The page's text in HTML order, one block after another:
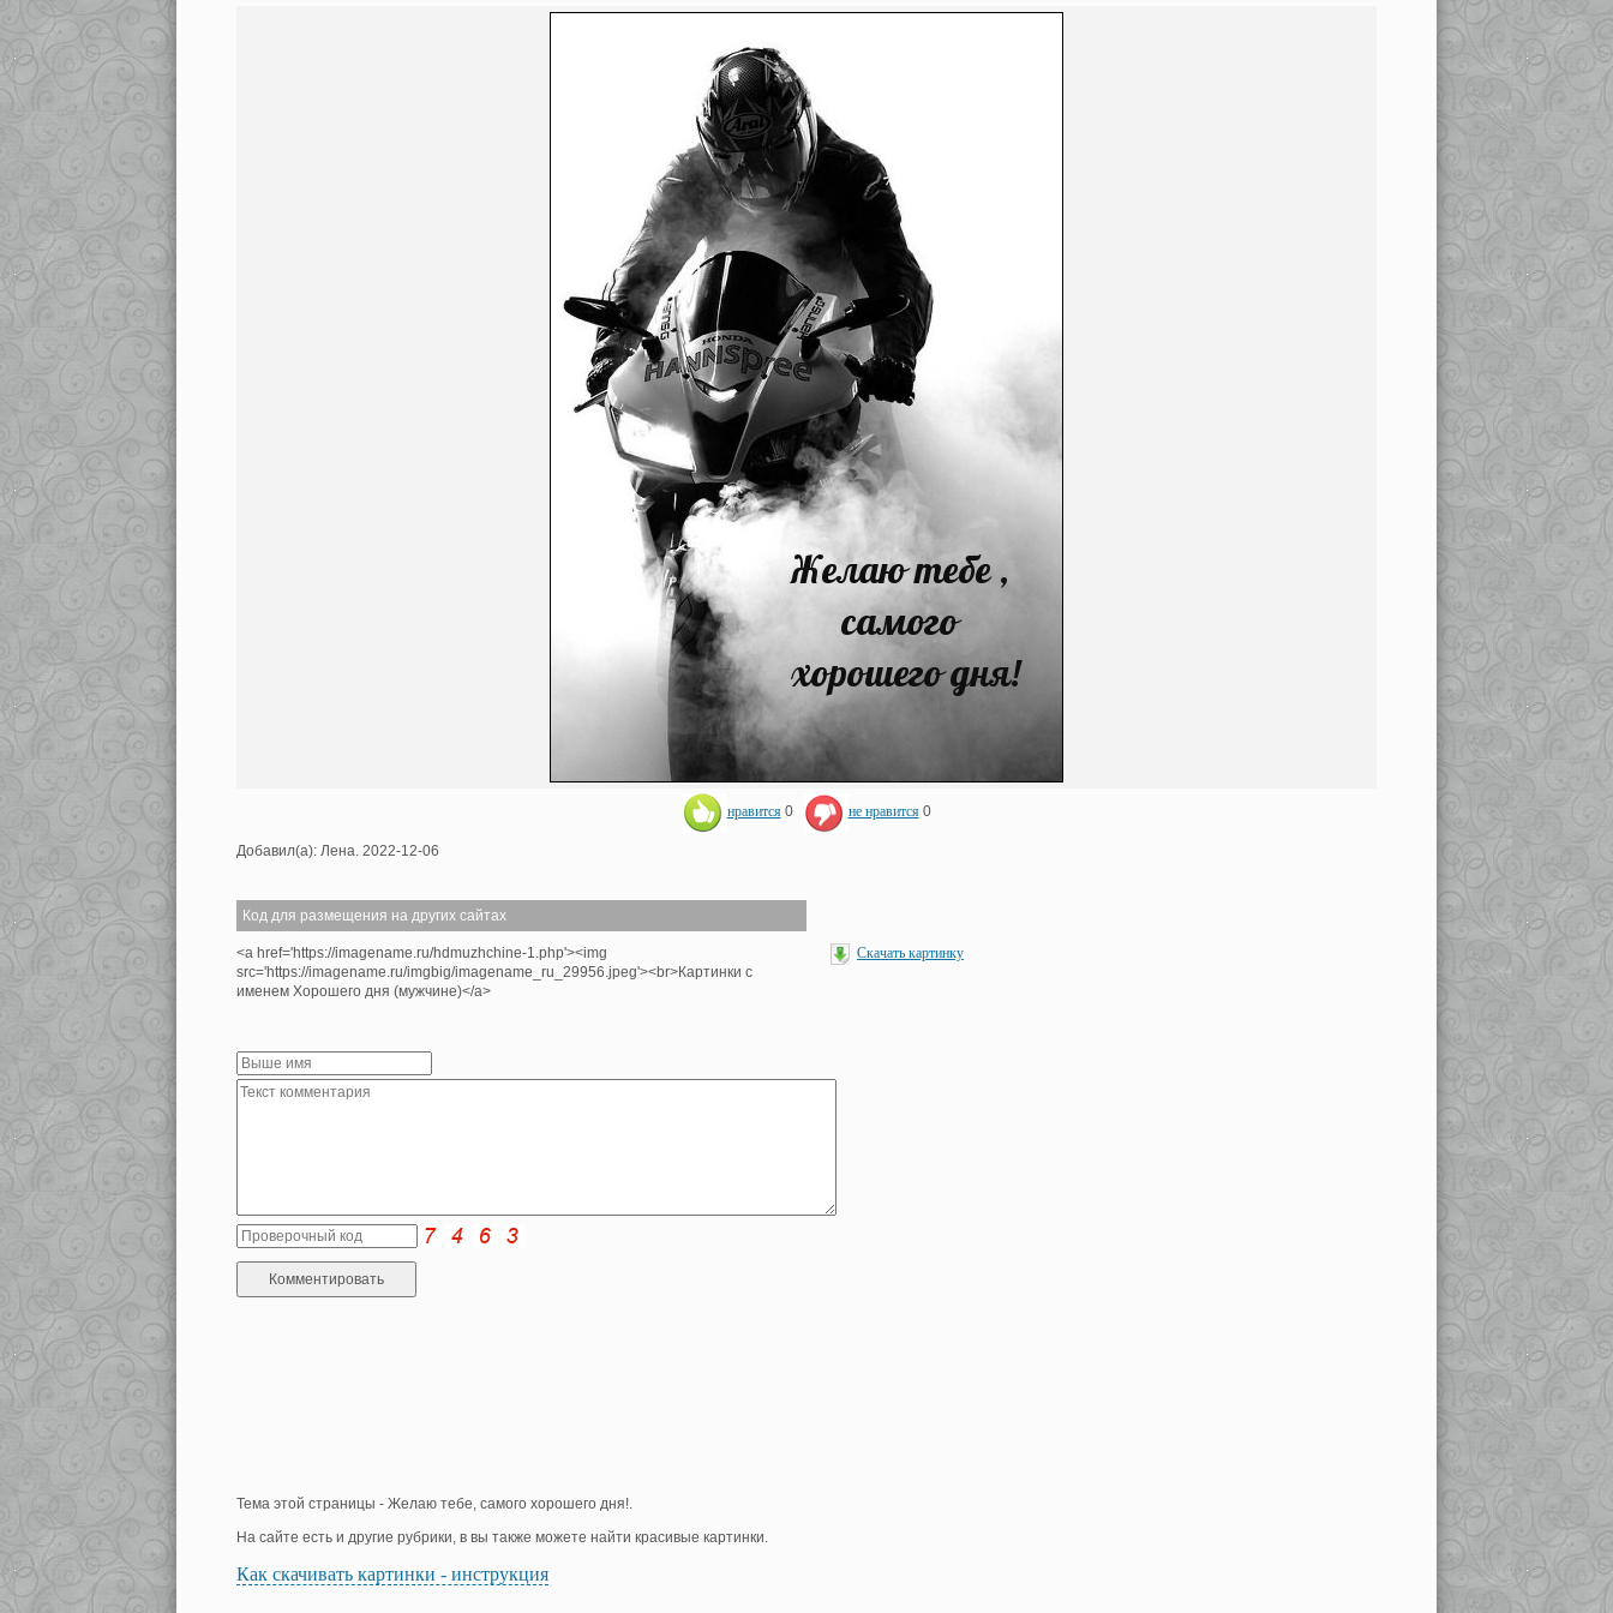
нравится 0 не нравится 0
Добавил(а): Лена. 2022-12-06
Код для размещения на других сайтах
<a href='https://imagename.ru/hdmuzhchine-1.php'><img
src='https://imagename.ru/imgbig/imagename_ru_29956.jpeg'><br>Картинки с
именем Хорошего дня (мужчине)</a>
Скачать картинку
Тема этой страницы - Желаю тебе, самого хорошего дня!.
На сайте есть и другие рубрики, в вы также можете найти красивые картинки.
Как скачивать картинки - инструкция